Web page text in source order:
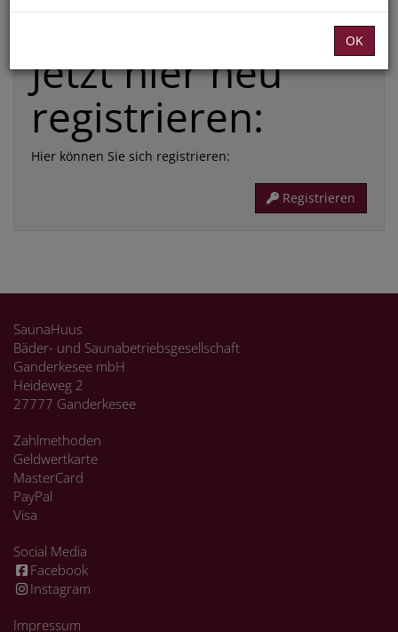
Passwort vergessen Login
Jetzt hier neu
registrieren:
Hier können Sie sich registrieren:
Registrieren
SaunaHuus
Bäder- und Saunabetriebsgesellschaft
Ganderkesee mbH
Heideweg 2
27777 Ganderkesee
Zahlmethoden
Geldwertkarte
MasterCard
PayPal
Visa
Social Media
Facebook
Instagram
Impressum
OK